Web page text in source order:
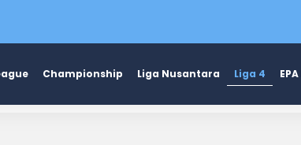
Championship Liga Nusantara Liga 4